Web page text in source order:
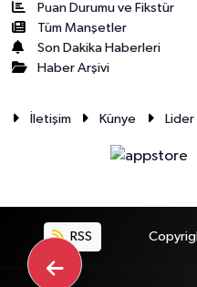
Puan Durumu ve Fikstür
Tüm Manşetler
Son Dakika Haberleri
Haber Arşivi
İletişim Künye Lider
RSS